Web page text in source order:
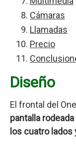
Cámaras
Llamadas
Precio
Diseño
El frontal del
pantalla
los cuatro lados